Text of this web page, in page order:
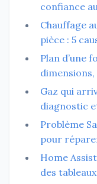
confiance
Chauffage
pièce : 5
Plan d’une
Gaz qui
diagnostic
Problème
pour
Home
des